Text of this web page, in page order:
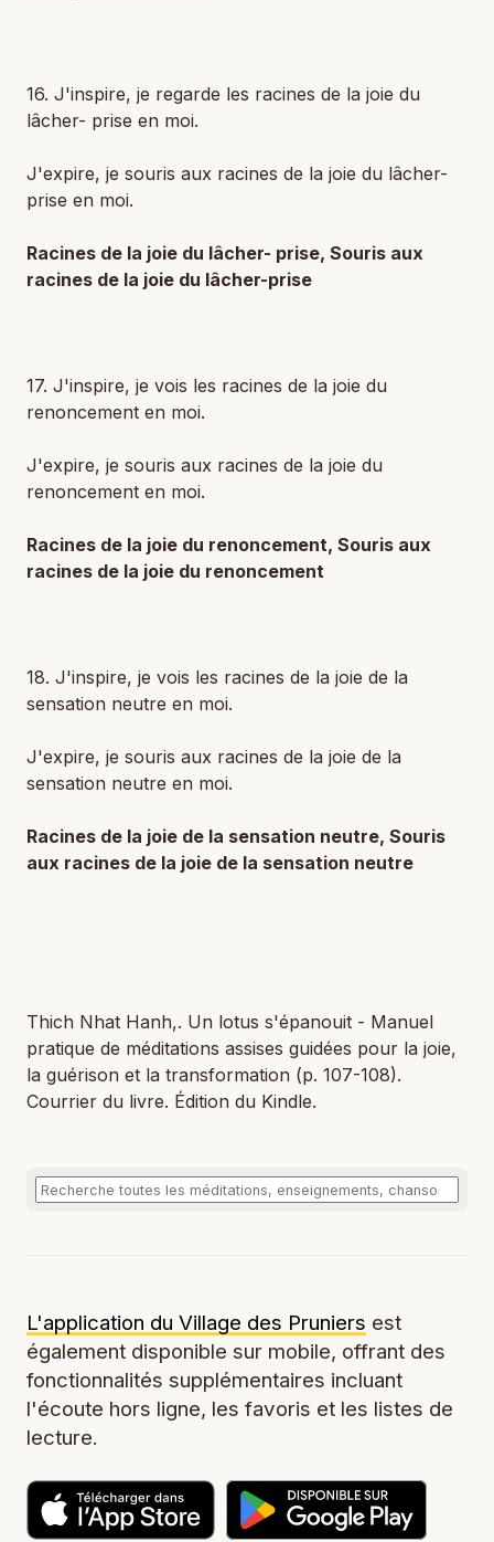
16. J'inspire, je regarde les racines de la joie du
lâcher- prise en moi.
J'expire, je souris aux racines de la joie du lâcher-
prise en moi.
Racines de la joie du lâcher- prise, Souris aux
racines de la joie du lâcher-prise
17. J'inspire, je vois les racines de la joie du
renoncement en moi.
J'expire, je souris aux racines de la joie du
renoncement en moi.
Racines de la joie du renoncement, Souris aux
racines de la joie du renoncement
18. J'inspire, je vois les racines de la joie de la
sensation neutre en moi.
J'expire, je souris aux racines de la joie de la
sensation neutre en moi.
Racines de la joie de la sensation neutre, Souris
aux racines de la joie de la sensation neutre
Thich Nhat Hanh,. Un lotus s'épanouit - Manuel
pratique de méditations assises guidées pour la joie,
la guérison et la transformation (p. 107-108).
Courrier du livre. Édition du Kindle.
L'application du Village des Pruniers est
également disponible sur mobile, offrant des
fonctionnalités supplémentaires incluant
l'écoute hors ligne, les favoris et les listes de
lecture.